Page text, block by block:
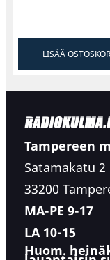
LISÄÄ
Tampereen
Satamakatu 2
33200
MA-PE 9-17
LA 10-15
Huom.